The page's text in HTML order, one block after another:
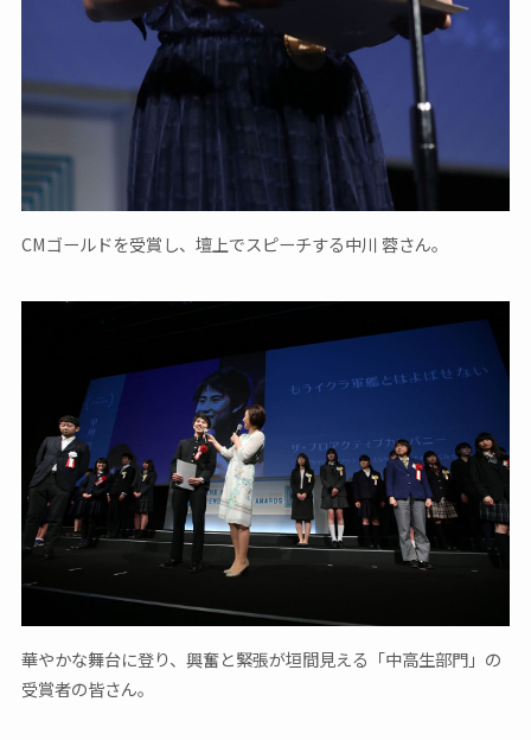
CMゴールドを受賞し、壇上でスピーチする中川 蓉さん。
華やかな舞台に登り、興奮と緊張が垣間見える「中高生部門」の
受賞者の皆さん。